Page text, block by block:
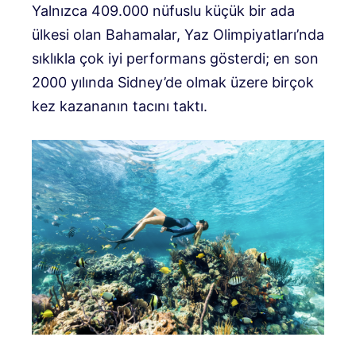
Yalnızca 409.000 nüfuslu küçük bir ada
ülkesi olan Bahamalar, Yaz Olimpiyatları’nda
sıklıkla çok iyi performans gösterdi; en son
2000 yılında Sidney’de olmak üzere birçok
kez kazananın tacını taktı.